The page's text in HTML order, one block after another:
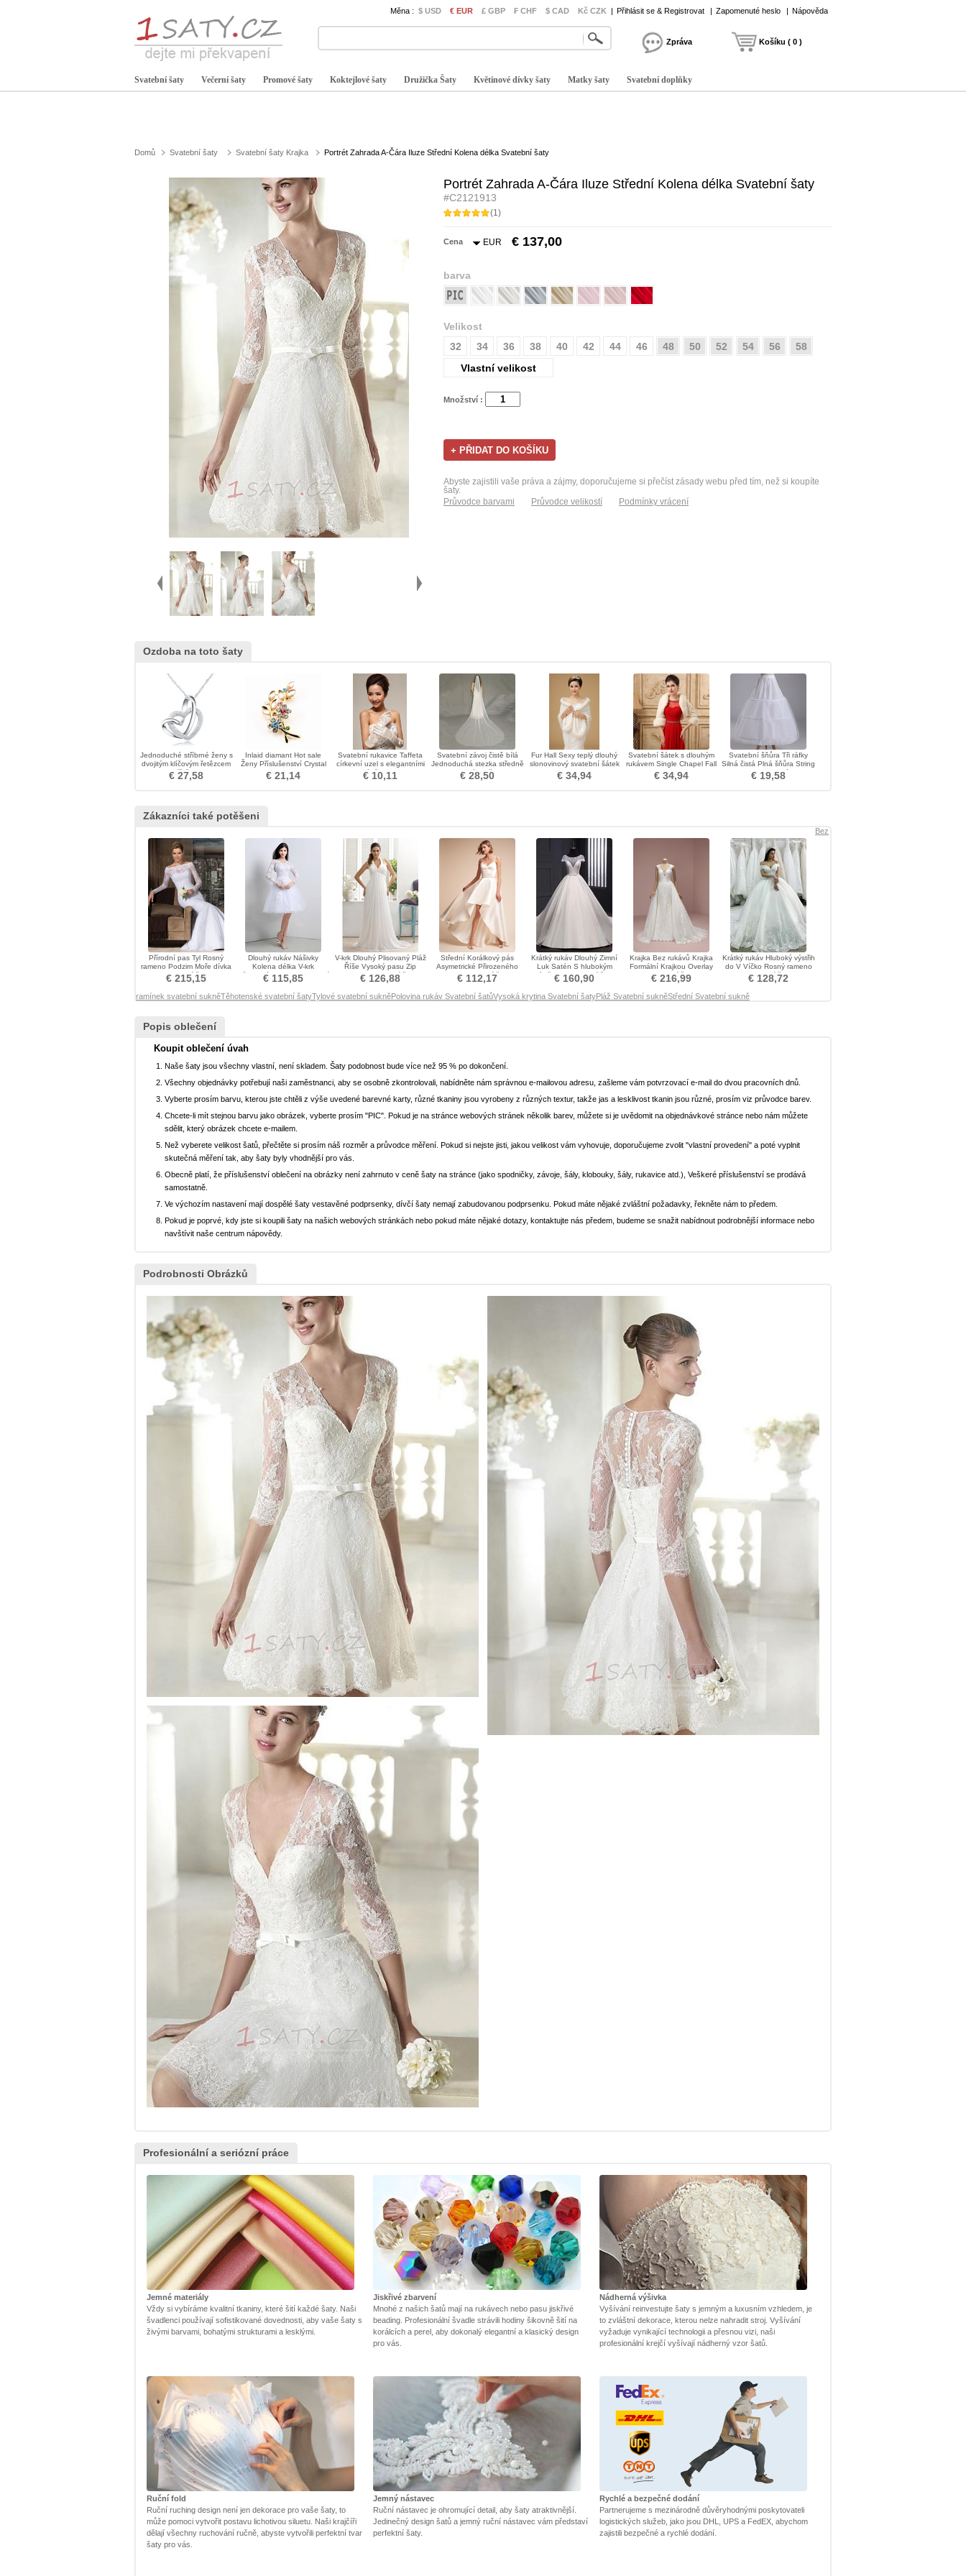
Měna : $ USD € EUR £ GBP ₣ CHF $ CAD Kč CZK | Přihlásit se & Registrovat | Zapomenuté heslo | Nápověda
Zpráva Košíku ( 0 )
Svatební šaty Večerní šaty Promové šaty Koktejlové šaty Družička Šaty Květinové dívky šaty Matky šaty Svatební doplňky
Domů Svatební šaty Svatební šaty Krajka Portrét Zahrada A-Čára Iluze Střední Kolena délka Svatební šaty
Portrét Zahrada A-Čára Iluze Střední Kolena délka Svatební šaty
#C2121913
(1)
Cena EUR € 137,00
barva
Velikost
32
34 36 38 40 42 44 46 48 50 52 54 56
58
Vlastní velikost
Množství :
Abyste zajistili vaše práva a zájmy, doporučujeme si přečíst zásady webu před tím, než si koupíte
šaty.
Průvodce barvami
Průvodce velikostí Podmínky vrácení
Ozdoba na toto šaty
Jednoduché stříbrné ženy s
dvojitým klíčovým řetězcem
& přívěskem
€ 27,58
Inlaid diamant Hot sale
Ženy Příslušenství Crystal
Leaf Brooch
€ 21,14
Svatební rukavice Taffeta
církevní uzel s elegantními
náušnicemi
€ 10,11
Svatební závoj čistě bílá
Jednoduchá stezka středně
dlouhá pružina
€ 28,50
Fur Hall Sexy teplý dlouhý
slonovinový svatební šátek
€ 34,94
Svatební šátek s dlouhým
rukávem Single Chapel Fall
Fur
€ 34,94
Svatební šňůra Tři ráfky
Silná čistá Plná šňůra String
Nastavitelná
€ 19,58
Zákazníci také potěšeni
Přírodní pas Tyl Rosný
rameno Podzim Moře dívka
Svatební šaty
€ 215,15
Dlouhý rukáv Nášivky
Kolena délka V-krk
Přirozeného pasu Svatební
šaty
€ 115,85
V-krk Dlouhý Plisovaný Pláž
Říše Vysoký pasu Zip
nahoru Svatební šaty
€ 126,88
Střední Korálkový pás
Asymetrické Přirozeného
pasu Svatební šaty
€ 112,17
Krátký rukáv Dlouhý Zimní
Luk Satén S hlubokým
výstřihem Svatební šaty
€ 160,90
Krajka Bez rukávů Krajka
Formální Krajkou Overlay
Svatební šaty
€ 216,99
Krátký rukáv Hluboký výstřih
do V Víčko Rosný rameno
Svatební šaty
€ 128,72
Bez
ramínek svatební sukněTěhotenské svatební šatyTylové svatební sukněPolovina rukáv Svatební šatůVysoká krytina Svatební šatyPláž Svatební sukněStřední Svatební sukně
Popis oblečení
Koupit oblečení úvah
Naše šaty jsou všechny vlastní, není skladem. Šaty podobnost bude více než 95 % po dokončení.
Všechny objednávky potřebují naši zaměstnanci, aby se osobně zkontrolovali, nabídněte nám správnou e-mailovou adresu, zašleme vám potvrzovací e-mail do dvou pracovních dnů.
Vyberte prosím barvu, kterou jste chtěli z výše uvedené barevné karty, různé tkaniny jsou vyrobeny z různých textur, takže jas a lesklivost tkanin jsou různé, prosím viz průvodce barev.
Chcete-li mít stejnou barvu jako obrázek, vyberte prosím "PIC". Pokud je na stránce webových stránek několik barev, můžete si je uvědomit na objednávkové stránce nebo nám můžete
sdělit, který obrázek chcete e-mailem.
Než vyberete velikost šatů, přečtěte si prosím náš rozměr a průvodce měření. Pokud si nejste jisti, jakou velikost vám vyhovuje, doporučujeme zvolit "vlastní provedení" a poté vyplnit
skutečná měření tak, aby šaty byly vhodnější pro vás.
Obecně platí, že příslušenství oblečení na obrázky není zahrnuto v ceně šaty na stránce (jako spodničky, závoje, šály, klobouky, šály, rukavice atd.), Veškeré příslušenství se prodává
samostatně.
Ve výchozím nastavení mají dospělé šaty vestavěné podprsenky, dívčí šaty nemají zabudovanou podprsenku. Pokud máte nějaké zvláštní požadavky, řekněte nám to předem.
Pokud je poprvé, kdy jste si koupili šaty na našich webových stránkách nebo pokud máte nějaké dotazy, kontaktujte nás předem, budeme se snažit nabídnout podrobnější informace nebo
navštívit naše centrum nápovědy.
Podrobnosti Obrázků
Profesionální a seriózní práce
Jemné materiály
Vždy si vybíráme kvalitní tkaniny, které šití každé šaty. Naši
švadlenci používají sofistikované dovednosti, aby vaše šaty s
živými barvami, bohatými strukturami a lesklými.
Jiskřivé zbarvení
Mnohé z našich šatů mají na rukávech nebo pasu jiskřivé
beading. Profesionální švadle strávili hodiny šikovně šití na
korálcích a perel, aby dokonalý elegantní a klasický design
pro vás.
Nádherná výšivka
Vyšívání reinvestujte šaty s jemným a luxusním vzhledem, je
to zvláštní dekorace, kterou nelze nahradit stroj. Vyšívání
vyžaduje vynikající technologii a přesnou vizi, naši
profesionální krejčí vyšívají nádherný vzor šatů.
Ruční fold
Ruční ruching design není jen dekorace pro vaše šaty, to
může pomoci vytvořit postavu lichotivou siluetu. Naši krajčíři
dělají všechny ruchování ručně, abyste vytvořili perfektní tvar
šaty pro vás.
Jemný nástavec
Ruční nástavec je ohromující detail, aby šaty atraktivnější.
Jedinečný design šatů a jemný ruční nástavec vám představí
perfektní šaty.
Rychlé a bezpečné dodání
Partnerujeme s mezinárodně důvěryhodnými poskytovateli
logistických služeb, jako jsou DHL, UPS a FedEX, abychom
zajistili bezpečné a rychlé dodání.